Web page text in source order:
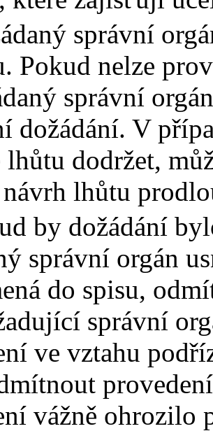
správní
Pokud nelze
správní
dožádání. V
lhůtu dodržet,
lhůtu
by dožádání
správní orgán
do spisu,
správní
ve vztahu
vážně ohrozilo